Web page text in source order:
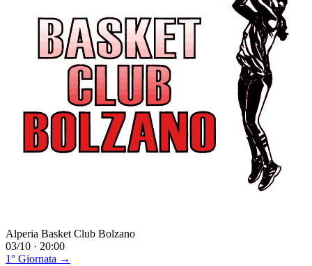
Alperia Basket Club Bolzano
03/10 · 20:00
1° Giornata →